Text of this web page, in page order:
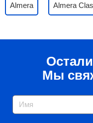
Almera Almera
Мы